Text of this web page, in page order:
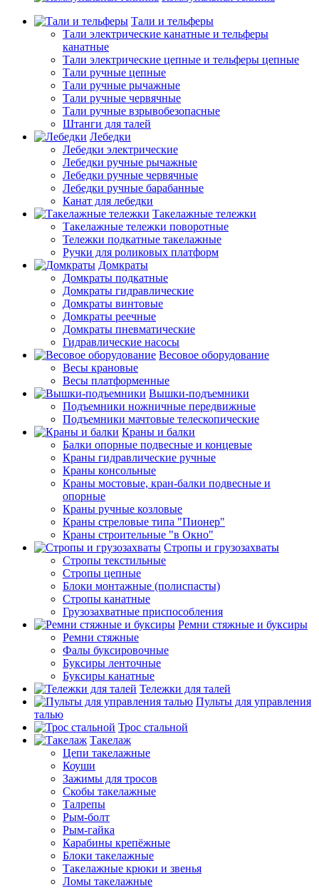
Тали и тельферы
Тали электрические канатные и тельферы
канатные
Тали электрические цепные и тельферы цепные
Тали ручные цепные
Тали ручные рычажные
Тали ручные червячные
Тали ручные взрывобезопасные
Штанги для талей
Лебедки
Лебедки электрические
Лебедки ручные рычажные
Лебедки ручные червячные
Лебедки ручные барабанные
Канат для лебедки
Такелажные тележки
Такелажные тележки поворотные
Тележки подкатные такелажные
Ручки для роликовых платформ
Домкраты
Домкраты подкатные
Домкраты гидравлические
Домкраты винтовые
Домкраты реечные
Домкраты пневматические
Гидравлические насосы
Весовое оборудование
Весы крановые
Весы платформенные
Вышки-подъемники
Подъемники ножничные передвижные
Подъемники мачтовые телескопические
Краны и балки
Балки опорные подвесные и концевые
Краны гидравлические ручные
Краны консольные
Краны мостовые, кран-балки подвесные и
опорные
Краны ручные козловые
Краны стреловые типа "Пионер"
Краны строительные "в Окно"
Стропы и грузозахваты
Стропы текстильные
Стропы цепные
Блоки монтажные (полиспасты)
Стропы канатные
Грузозахватные приспособления
Ремни стяжные и буксиры
Ремни стяжные
Фалы буксировочные
Буксиры ленточные
Буксиры канатные
Тележки для талей
Пульты для управления
талью
Трос стальной
Такелаж
Цепи такелажные
Коуши
Зажимы для тросов
Скобы такелажные
Талрепы
Рым-болт
Рым-гайка
Карабины крепёжные
Блоки такелажные
Такелажные крюки и звенья
Ломы такелажные